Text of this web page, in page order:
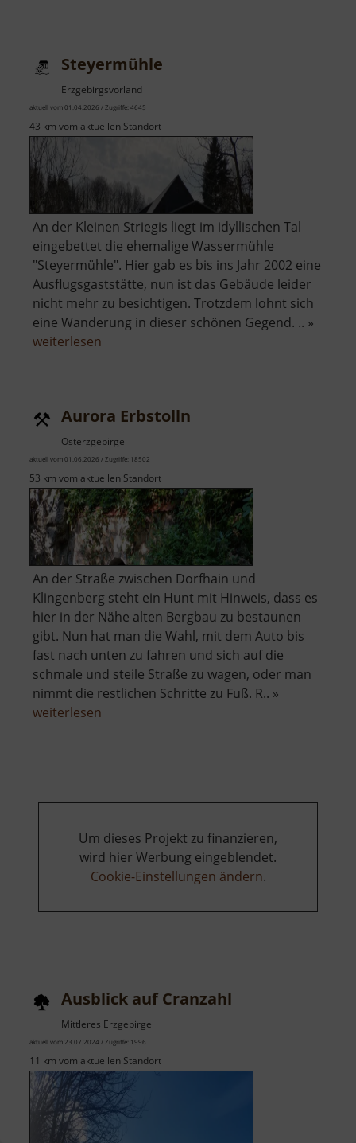
Steyermühle
Erzgebirgsvorland
aktuell vom 01.04.2026 / Zugriffe: 4645
43 km vom aktuellen Standort
An der Kleinen Striegis liegt im idyllischen Tal
eingebettet die ehemalige Wassermühle
"Steyermühle". Hier gab es bis ins Jahr 2002 eine
Ausflugsgaststätte, nun ist das Gebäude leider
nicht mehr zu besichtigen. Trotzdem lohnt sich
eine Wanderung in dieser schönen Gegend. .. »
weiterlesen
Aurora Erbstolln
Osterzgebirge
aktuell vom 01.06.2026 / Zugriffe: 18502
53 km vom aktuellen Standort
An der Straße zwischen Dorfhain und
Klingenberg steht ein Hunt mit Hinweis, dass es
hier in der Nähe alten Bergbau zu bestaunen
gibt. Nun hat man die Wahl, mit dem Auto bis
fast nach unten zu fahren und sich auf die
schmale und steile Straße zu wagen, oder man
nimmt die restlichen Schritte zu Fuß. R.. »
weiterlesen
Um dieses Projekt zu finanzieren,
wird hier Werbung eingeblendet.
Cookie-Einstellungen ändern.
Ausblick auf Cranzahl
Mittleres Erzgebirge
aktuell vom 23.07.2024 / Zugriffe: 1996
11 km vom aktuellen Standort